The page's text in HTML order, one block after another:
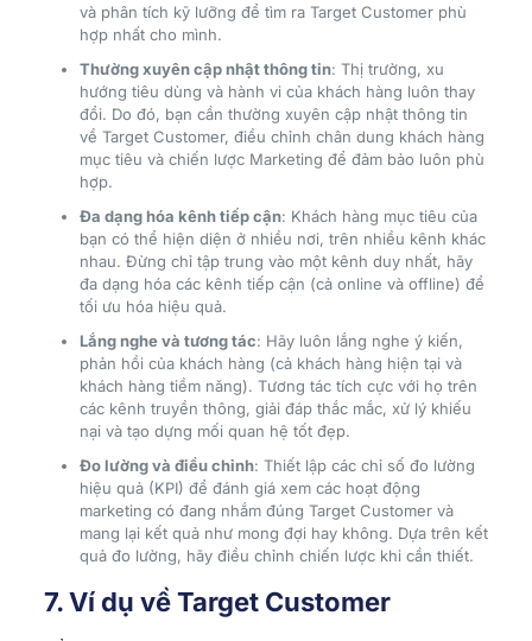
và phân tích kỹ lưỡng để tìm ra Target Customer phù
hợp nhất cho mình.
Thường xuyên cập nhật thông tin: Thị trường, xu
hướng tiêu dùng và hành vi của khách hàng luôn thay
đổi. Do đó, bạn cần thường xuyên cập nhật thông tin
về Target Customer, điều chỉnh chân dung khách hàng
mục tiêu và chiến lược Marketing để đảm bảo luôn phù
hợp.
Đa dạng hóa kênh tiếp cận: Khách hàng mục tiêu của
bạn có thể hiện diện ở nhiều nơi, trên nhiều kênh khác
nhau. Đừng chỉ tập trung vào một kênh duy nhất, hãy
đa dạng hóa các kênh tiếp cận (cả online và offline) để
tối ưu hóa hiệu quả.
Lắng nghe và tương tác: Hãy luôn lắng nghe ý kiến,
phản hồi của khách hàng (cả khách hàng hiện tại và
khách hàng tiềm năng). Tương tác tích cực với họ trên
các kênh truyền thông, giải đáp thắc mắc, xử lý khiếu
nại và tạo dựng mối quan hệ tốt đẹp.
Đo lường và điều chỉnh: Thiết lập các chỉ số đo lường
hiệu quả (KPI) để đánh giá xem các hoạt động
marketing có đang nhắm đúng Target Customer và
mang lại kết quả như mong đợi hay không. Dựa trên kết
quả đo lường, hãy điều chỉnh chiến lược khi cần thiết.
7. Ví dụ về Target Customer